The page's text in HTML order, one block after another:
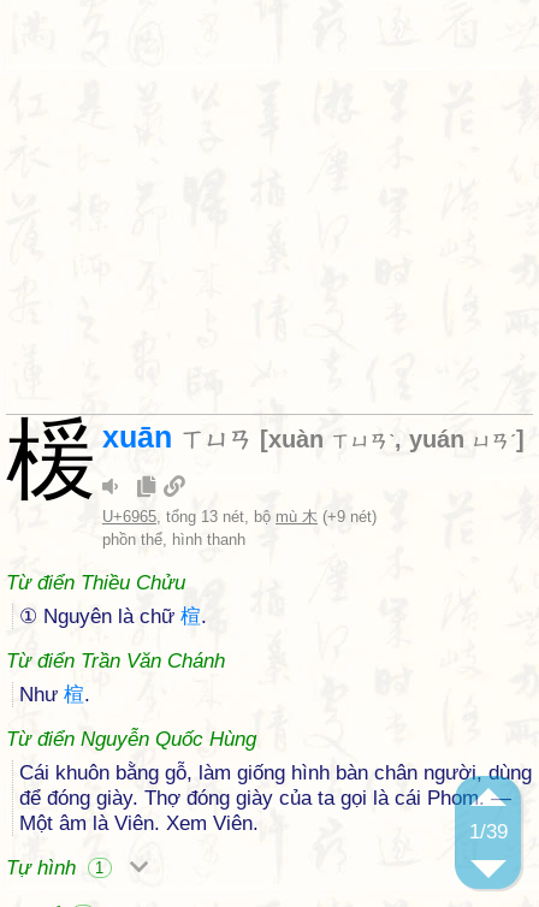
1/39
楥 xuān ㄒㄩㄢ [xuàn ㄒㄩㄢˋ, yuán ㄩㄢˊ]
U+6965, tổng 13 nét, bộ mù 木 (+9 nét)
phồn thể, hình thanh
Từ điển Thiều Chửu
① Nguyên là chữ 楦.
Từ điển Trần Văn Chánh
Như 楦.
Từ điển Nguyễn Quốc Hùng
Cái khuôn bằng gỗ, làm giống hình bàn chân người, dùng
để đóng giày. Thợ đóng giày của ta gọi là cái Phom. —
Một âm là Viên. Xem Viên.
Tự hình
1